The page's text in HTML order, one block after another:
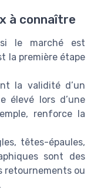
à connaître
le marché est
la première étape
la validité d’un
élevé lors d’une
renforce la
têtes-épaules,
sont des
retournements ou